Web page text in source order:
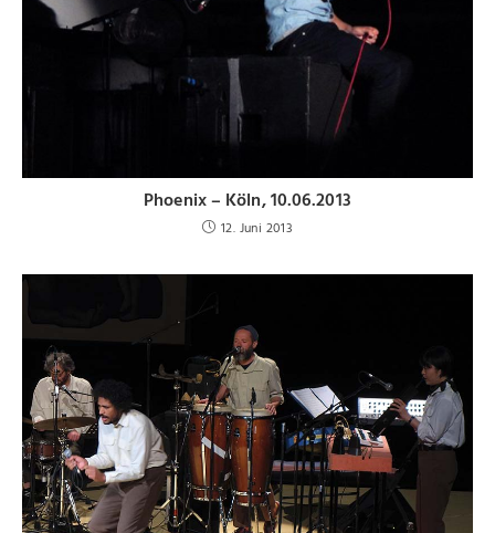
Phoenix – Köln, 10.06.2013
12. Juni 2013